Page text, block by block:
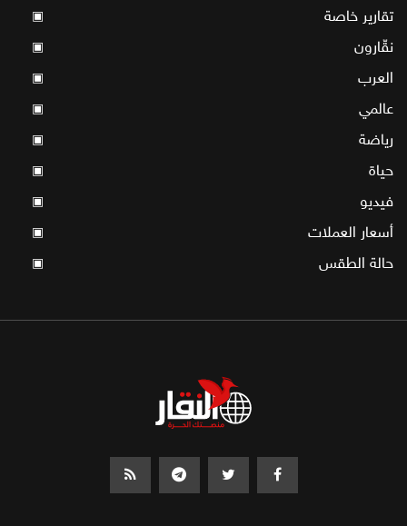
تقارير خاصة ▣
نقّارون ▣
العرب ▣
عالمي ▣
رياضة ▣
حياة ▣
فيديو ▣
أسعار العملات ▣
حالة الطقس ▣